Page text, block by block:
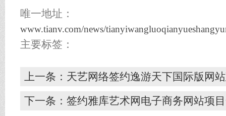
唯一地址：
www.tianv.com/news/
主要标签：
上一条：天艺网络签约逸游天下国际版网
下一条：签约雅库艺术网电子商务网站项